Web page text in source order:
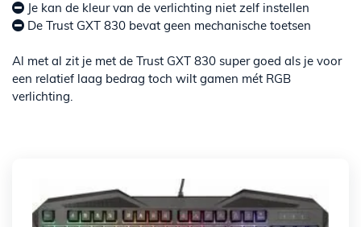
Je kan de kleur van de verlichting niet zelf instellen
De Trust GXT 830 bevat geen mechanische toetsen
Al met al zit je met de Trust GXT 830 super goed als je voor
een relatief laag bedrag toch wilt gamen mét RGB
verlichting.